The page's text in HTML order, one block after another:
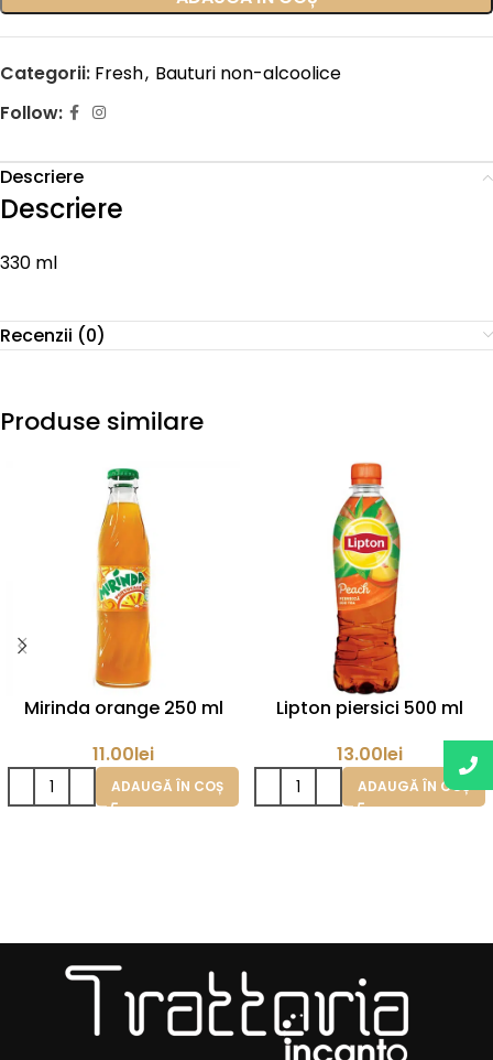
Categorii: Fresh, Bauturi non-alcoolice
Follow:
Descriere
Descriere
330 ml
Recenzii (0)
Produse similare
Mirinda orange 250 ml
11.00lei
ADAUGĂ ÎN COȘ
Lipton piersici 500 ml
13.00lei
ADAUGĂ ÎN COȘ